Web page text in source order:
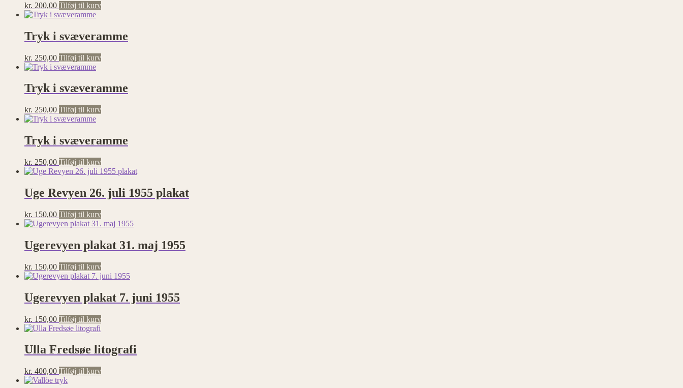
kr. 200,00 Tilføj til kurv
Tryk i svæveramme
kr. 250,00 Tilføj til kurv
Tryk i svæveramme
kr. 250,00 Tilføj til kurv
Tryk i svæveramme
kr. 250,00 Tilføj til kurv
Uge Revyen 26. juli 1955 plakat
kr. 150,00 Tilføj til kurv
Ugerevyen plakat 31. maj 1955
kr. 150,00 Tilføj til kurv
Ugerevyen plakat 7. juni 1955
kr. 150,00 Tilføj til kurv
Ulla Fredsøe litografi
kr. 400,00 Tilføj til kurv